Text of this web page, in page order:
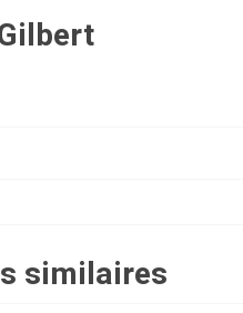
similaires